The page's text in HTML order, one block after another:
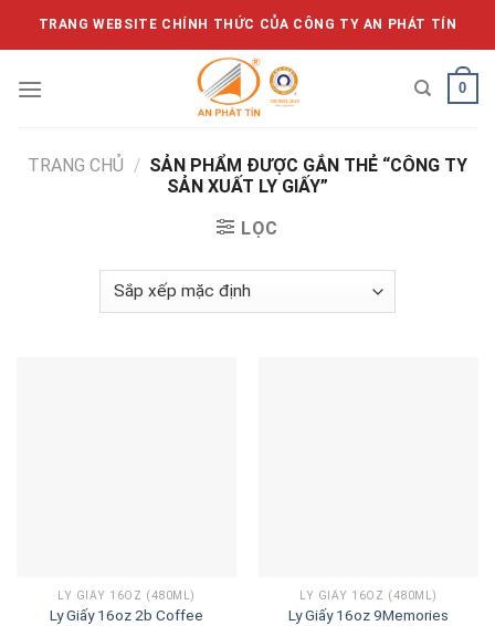
TRANG WEBSITE CHÍNH THỨC CỦA CÔNG TY AN PHÁT TÍN
0
TRANG CHỦ / SẢN PHẨM ĐƯỢC GẮN THẺ “CÔNG TY
SẢN XUẤT LY GIẤY”
LỌC
LY GIẤY 16OZ (480ML)
Ly Giấy 16oz 2b Coffee
LY GIẤY 16OZ (480ML)
Ly Giấy 16oz 9Memories